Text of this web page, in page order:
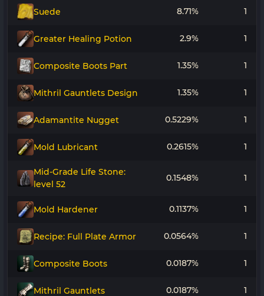
Suede 8.71% 1
Greater Healing Potion 2.9% 1
Composite Boots Part 1.35% 1
Mithril Gauntlets Design 1.35% 1
Adamantite Nugget 0.5229% 1
Mold Lubricant 0.2615% 1
Mid-Grade Life Stone:
level 52
0.1548% 1
Mold Hardener 0.1137% 1
Recipe: Full Plate Armor 0.0564% 1
Composite Boots 0.0187% 1
Mithril Gauntlets 0.0187% 1